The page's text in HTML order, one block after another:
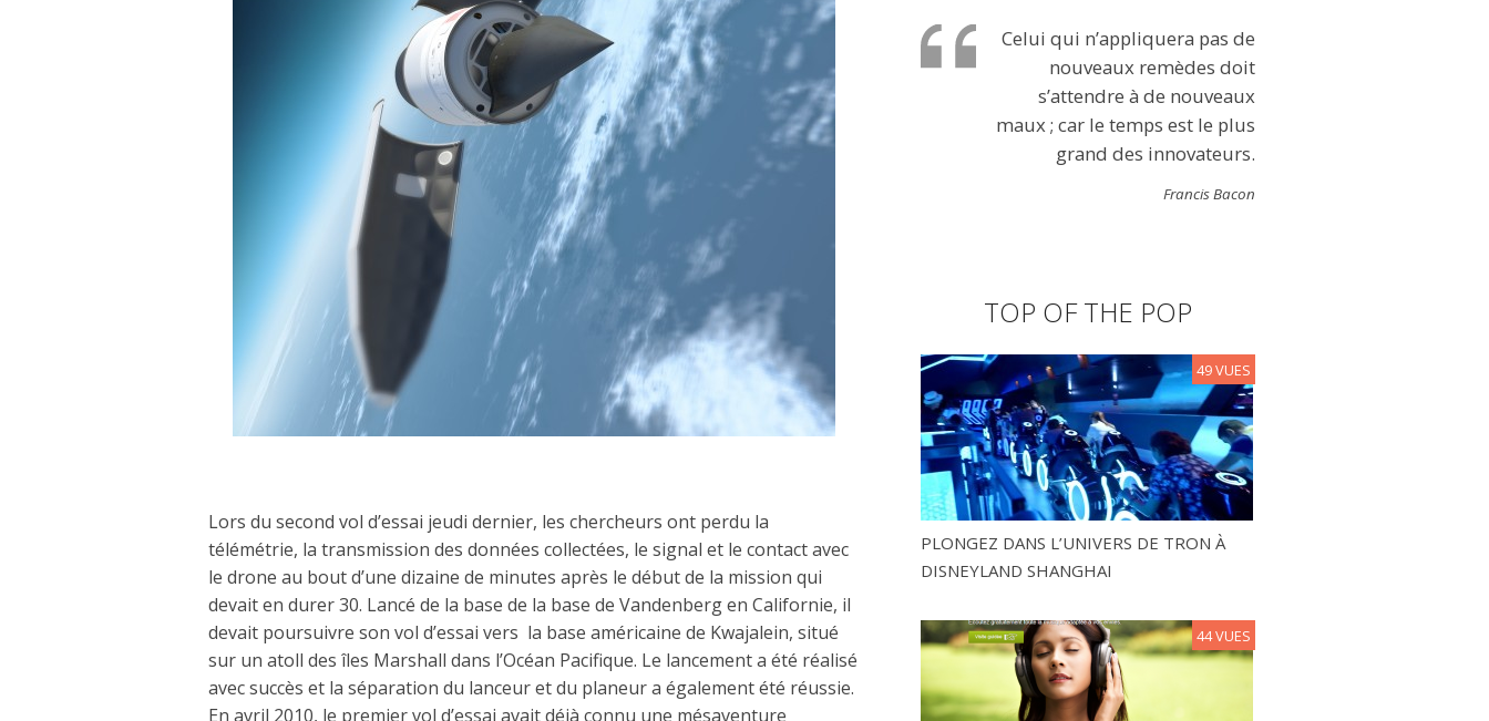
Lors du second vol d’essai jeudi dernier, les chercheurs ont perdu la
télémétrie, la transmission des données collectées, le signal et le contact avec
le drone au bout d’une dizaine de minutes après le début de la mission qui
devait en durer 30. Lancé de la base de la base de Vandenberg en Californie, il
devait poursuivre son vol d’essai vers la base américaine de Kwajalein, situé
sur un atoll des îles Marshall dans l’Océan Pacifique. Le lancement a été réalisé
avec succès et la séparation du lanceur et du planeur a également été réussie.
En avril 2010, le premier vol d’essai avait déjà connu une mésaventure
Celui qui n’appliquera pas de
nouveaux remèdes doit
s’attendre à de nouveaux
maux ; car le temps est le plus
grand des innovateurs.
Francis Bacon
TOP OF THE POP
PLONGEZ DANS L’UNIVERS DE TRON À
DISNEYLAND SHANGHAI
49 VUES
44 VUES